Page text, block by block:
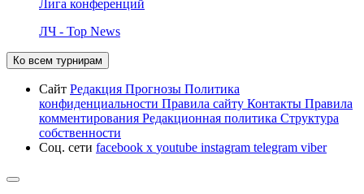
Лига конференций
ЛЧ - Top News
Ко всем турнирам
Сайт Редакция Прогнозы Политика
конфиденциальности Правила сайту Контакты Правила
комментирования Редакционная политика Структура
собственности
Соц. сети facebook x youtube instagram telegram viber